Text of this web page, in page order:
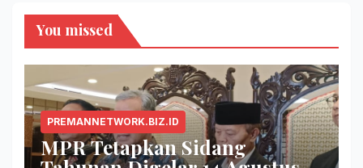
You missed
PREMANNETWORK.BIZ.ID
MPR Tetapkan Sidang